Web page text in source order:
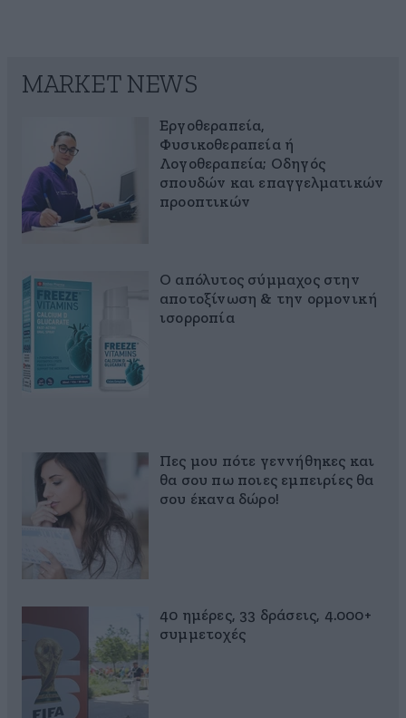
MARKET NEWS
Εργοθεραπεία,
Φυσικοθεραπεία ή
Λογοθεραπεία; Οδηγός
σπουδών και επαγγελματικών
προοπτικών
Ο απόλυτος σύμμαχος στην
αποτοξίνωση & την ορμονική
ισορροπία
Πες μου πότε γεννήθηκες και
θα σου πω ποιες εμπειρίες θα
σου έκανα δώρο!
40 ημέρες, 33 δράσεις, 4.000+
συμμετοχές